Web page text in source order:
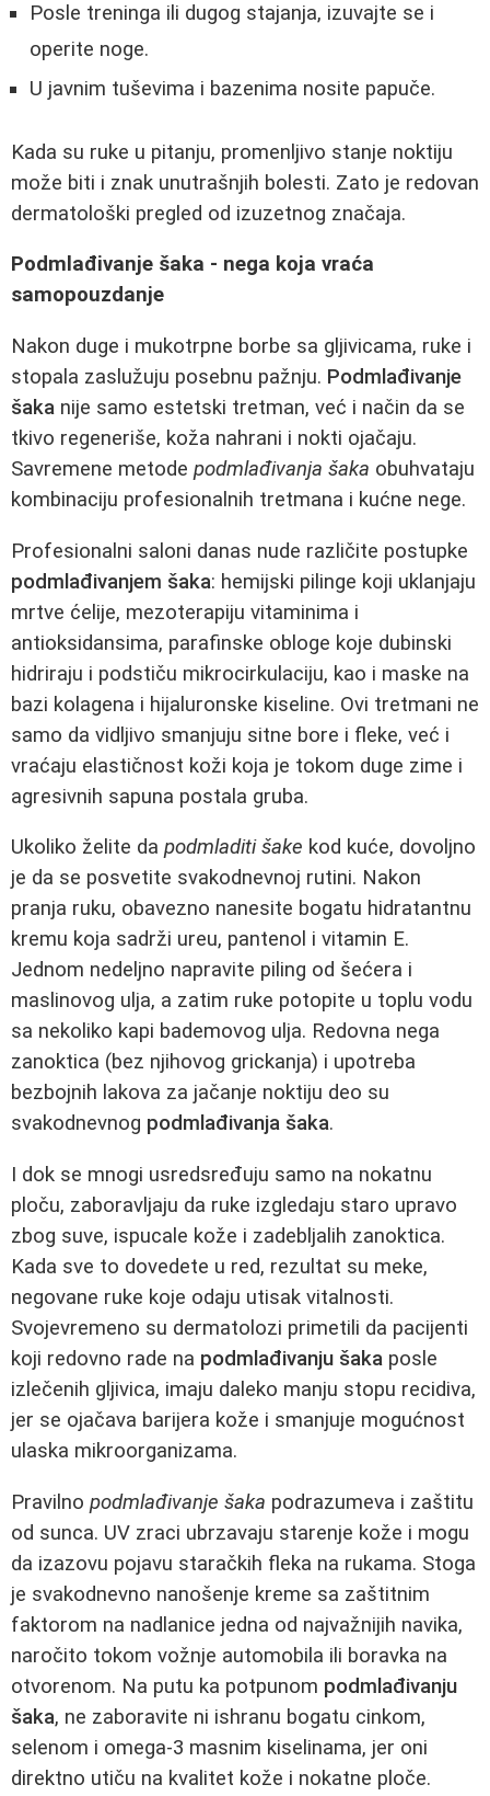
Posle treninga ili dugog stajanja, izuvajte se i
operite noge.
U javnim tuševima i bazenima nosite papuče.
Kada su ruke u pitanju, promenljivo stanje noktiju
može biti i znak unutrašnjih bolesti. Zato je redovan
dermatološki pregled od izuzetnog značaja.
Podmlađivanje šaka - nega koja vraća
samopouzdanje
Nakon duge i mukotrpne borbe sa gljivicama, ruke i
stopala zaslužuju posebnu pažnju. Podmlađivanje
šaka nije samo estetski tretman, već i način da se
tkivo regeneriše, koža nahrani i nokti ojačaju.
Savremene metode podmlađivanja šaka obuhvataju
kombinaciju profesionalnih tretmana i kućne nege.
Profesionalni saloni danas nude različite postupke
podmlađivanjem šaka: hemijski pilinge koji uklanjaju
mrtve ćelije, mezoterapiju vitaminima i
antioksidansima, parafinske obloge koje dubinski
hidriraju i podstiču mikrocirkulaciju, kao i maske na
bazi kolagena i hijaluronske kiseline. Ovi tretmani ne
samo da vidljivo smanjuju sitne bore i fleke, već i
vraćaju elastičnost koži koja je tokom duge zime i
agresivnih sapuna postala gruba.
Ukoliko želite da podmladiti šake kod kuće, dovoljno
je da se posvetite svakodnevnoj rutini. Nakon
pranja ruku, obavezno nanesite bogatu hidratantnu
kremu koja sadrži ureu, pantenol i vitamin E.
Jednom nedeljno napravite piling od šećera i
maslinovog ulja, a zatim ruke potopite u toplu vodu
sa nekoliko kapi bademovog ulja. Redovna nega
zanoktica (bez njihovog grickanja) i upotreba
bezbojnih lakova za jačanje noktiju deo su
svakodnevnog podmlađivanja šaka.
I dok se mnogi usredsređuju samo na nokatnu
ploču, zaboravljaju da ruke izgledaju staro upravo
zbog suve, ispucale kože i zadebljalih zanoktica.
Kada sve to dovedete u red, rezultat su meke,
negovane ruke koje odaju utisak vitalnosti.
Svojevremeno su dermatolozi primetili da pacijenti
koji redovno rade na podmlađivanju šaka posle
izlečenih gljivica, imaju daleko manju stopu recidiva,
jer se ojačava barijera kože i smanjuje mogućnost
ulaska mikroorganizama.
Pravilno podmlađivanje šaka podrazumeva i zaštitu
od sunca. UV zraci ubrzavaju starenje kože i mogu
da izazovu pojavu staračkih fleka na rukama. Stoga
je svakodnevno nanošenje kreme sa zaštitnim
faktorom na nadlanice jedna od najvažnijih navika,
naročito tokom vožnje automobila ili boravka na
otvorenom. Na putu ka potpunom podmlađivanju
šaka, ne zaboravite ni ishranu bogatu cinkom,
selenom i omega-3 masnim kiselinama, jer oni
direktno utiču na kvalitet kože i nokatne ploče.